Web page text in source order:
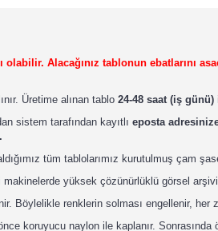
olabilir. Alacağınız tablonun ebatlarını
Üretime alınan tablo 24-48 saat (iş
sistem tarafından kayıtlı eposta
tüm tablolarımız kurutulmuş çam
makinelerde yüksek çözünürlüklü görsel
Böylelikle renklerin solması engellenir, her
koruyucu naylon ile kaplanır.